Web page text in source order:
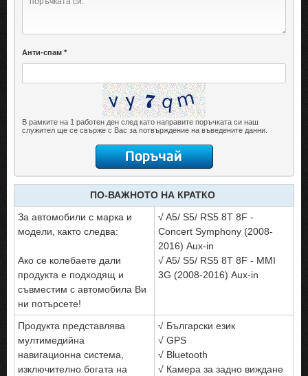
Анти-спам *
В рамките на 1 работен ден след като направите поръчката си наш
служител ще се свърже с Вас за потвърждение на въведените данни.
ПО-ВАЖНОТО НА КРАТКО
За автомобили с марка и
модели, както следва:
Ако се колебаете дали
продукта е подходящ и
съвместим с автомобила Ви
ни потърсете!
√ A5/ S5/ RS5 8T 8F -
Concert Symphony (2008-
2016) Аux-in
√ A5/ S5/ RS5 8T 8F - MMI
3G (2008-2016) Аux-in
Продукта представлява
мултимедийна
навигационна система,
изключително богата на
√ Български език
√ GPS
√ Bluetooth
√ Камера за задно виждане